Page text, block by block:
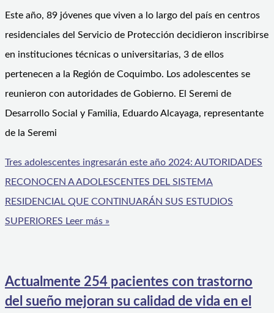
Este año, 89 jóvenes que viven a lo largo del país en centros
residenciales del Servicio de Protección decidieron inscribirse
en instituciones técnicas o universitarias, 3 de ellos
pertenecen a la Región de Coquimbo. Los adolescentes se
reunieron con autoridades de Gobierno. El Seremi de
Desarrollo Social y Familia, Eduardo Alcayaga, representante
de la Seremi
Tres adolescentes ingresarán este año 2024: AUTORIDADES
RECONOCEN A ADOLESCENTES DEL SISTEMA
RESIDENCIAL QUE CONTINUARÁN SUS ESTUDIOS
SUPERIORES Leer más »
Actualmente 254 pacientes con trastorno
del sueño mejoran su calidad de vida en el